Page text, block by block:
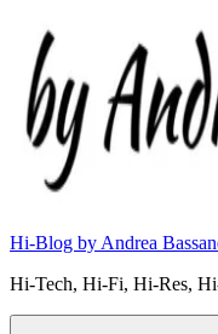
Hi-Blog by Andrea
Hi-Tech, Hi-Fi, Hi-Res,